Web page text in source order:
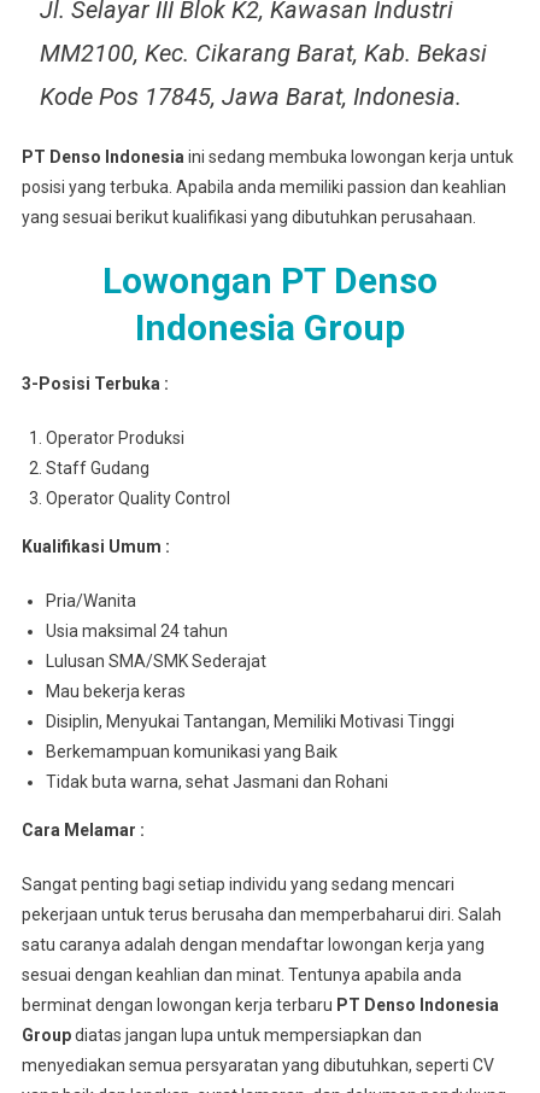
Jl. Selayar III Blok K2, Kawasan Industri
MM2100, Kec. Cikarang Barat, Kab. Bekasi
Kode Pos 17845, Jawa Barat, Indonesia.
PT Denso Indonesia ini sedang membuka lowongan kerja untuk
posisi yang terbuka. Apabila anda memiliki passion dan keahlian
yang sesuai berikut kualifikasi yang dibutuhkan perusahaan.
Lowongan PT Denso
Indonesia Group
3-Posisi Terbuka :
Operator Produksi
Staff Gudang
Operator Quality Control
Kualifikasi Umum :
Pria/Wanita
Usia maksimal 24 tahun
Lulusan SMA/SMK Sederajat
Mau bekerja keras
Disiplin, Menyukai Tantangan, Memiliki Motivasi Tinggi
Berkemampuan komunikasi yang Baik
Tidak buta warna, sehat Jasmani dan Rohani
Cara Melamar :
Sangat penting bagi setiap individu yang sedang mencari
pekerjaan untuk terus berusaha dan memperbaharui diri. Salah
satu caranya adalah dengan mendaftar lowongan kerja yang
sesuai dengan keahlian dan minat. Tentunya apabila anda
berminat dengan lowongan kerja terbaru PT Denso Indonesia
Groupdiatas jangan lupa untuk mempersiapkan dan
menyediakan semua persyaratan yang dibutuhkan, seperti CV